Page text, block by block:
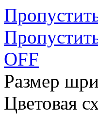
OFF
Размер
Цветовая